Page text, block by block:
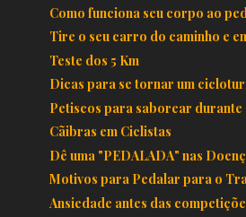
Como funciona seu corpo ao
Tire o seu carro do caminho e
Teste dos 5 Km
Dicas para se tornar um
Petiscos para saborear durante
Cãibras em Ciclistas
Dê uma "PEDALADA" nas
Motivos para Pedalar para o
Ansiedade antes das